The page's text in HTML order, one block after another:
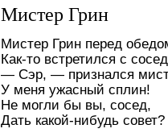
Мистер Грин
Мистер Грин перед
Как-то встретился с
— Сэр, — признался
У меня ужасный сплин!
Не могли бы вы, сосед,
Дать какой-нибудь совет?